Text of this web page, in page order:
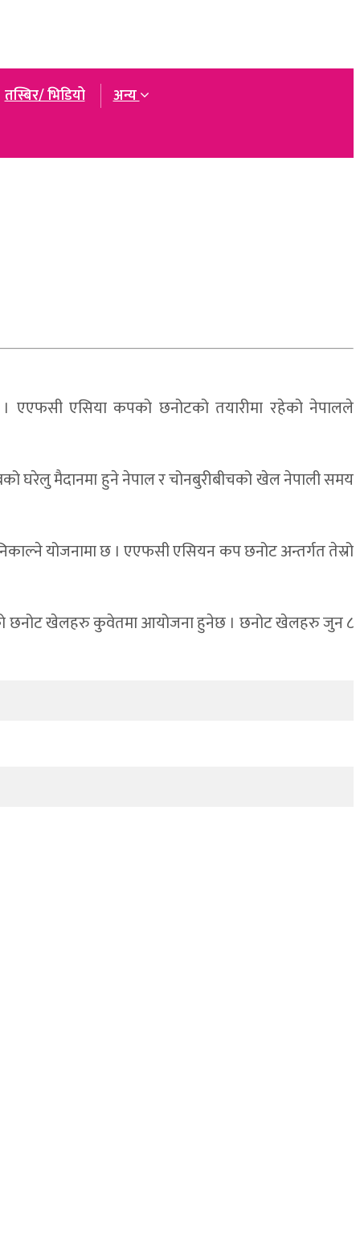
तस्बिर/ भिडियो अन्य
। एएफसी एसिया कपको छनोटको तयारीमा रहेको नेपालले
घरेलु मैदानमा हुने नेपाल र चोनबुरीबीचको खेल नेपाली समय
योजनामा छ । एएफसी एसियन कप छनोट अन्तर्गत तेस्रो
छनोट खेलहरु कुवेतमा आयोजना हुनेछ । छनोट खेलहरु जुन ८